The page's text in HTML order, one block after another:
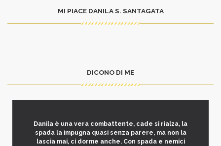
MI PIACE DANILA S. SANTAGATA
DICONO DI ME
Danila è una vera combattente, cade si rialza, la
spada la impugna quasi senza parere, ma non la
lascia mai, ci dorme anche. Con spada e nemici